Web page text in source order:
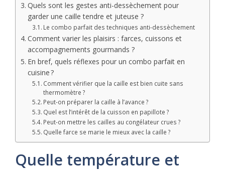
Quels sont les gestes anti-dessèchement pour
garder une caille tendre et juteuse ?
Le combo parfait des techniques anti-dessèchement
Comment varier les plaisirs : farces, cuissons et
accompagnements gourmands ?
En bref, quels réflexes pour un combo parfait en
cuisine ?
Comment vérifier que la caille est bien cuite sans
thermomètre ?
Peut-on préparer la caille à l’avance ?
Quel est l’intérêt de la cuisson en papillote ?
Peut-on mettre les cailles au congélateur crues ?
Quelle farce se marie le mieux avec la caille ?
Quelle température et